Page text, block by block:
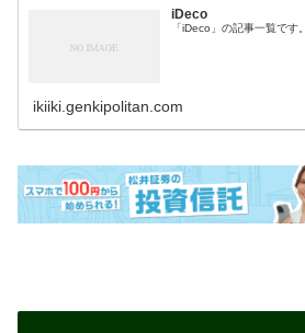
iDeco
「iDeco」の記事一覧です。
ikiiki.genkipolitan.com